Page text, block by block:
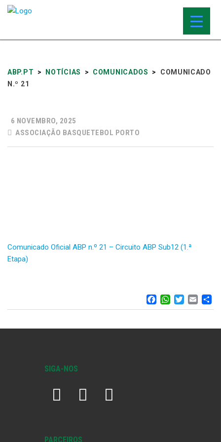
ABP.PT > NOTÍCIAS > COMUNICADOS >
COMUNICADO
N.º 21
6 NOVEMBRO, 2025
ASSOCIAÇÃO BASQUETEBOL PORTO
Comunicado Oficial ABP n.º 21 – Circuito ABP Sub12 (1.ª
Etapa)
SIGA-NOS
PARCEIROS